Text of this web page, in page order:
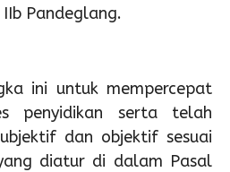
Pandeglang.
ini untuk mempercepat
penyidikan serta telah
dan objektif sesuai
diatur di dalam Pasal